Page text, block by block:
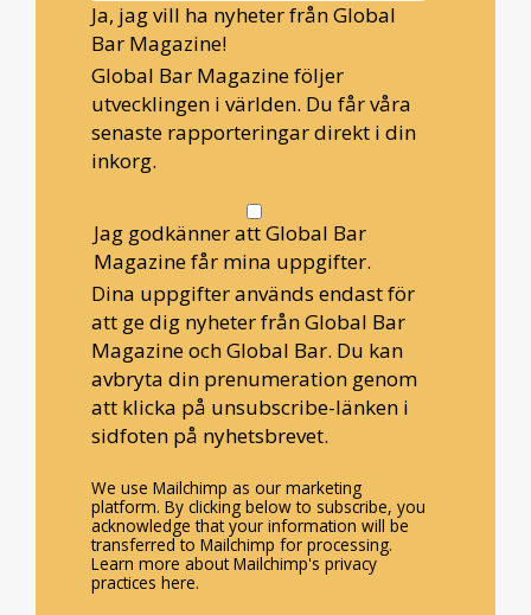
Ja, jag vill ha nyheter från Global
Bar Magazine!
Global Bar Magazine följer
utvecklingen i världen. Du får våra
senaste rapporteringar direkt i din
inkorg.
Jag godkänner att Global Bar
Magazine får mina uppgifter.
Dina uppgifter används endast för
att ge dig nyheter från Global Bar
Magazine och Global Bar. Du kan
avbryta din prenumeration genom
att klicka på unsubscribe-länken i
sidfoten på nyhetsbrevet.
We use Mailchimp as our marketing
platform. By clicking below to subscribe, you
acknowledge that your information will be
transferred to Mailchimp for processing.
Learn more about Mailchimp's privacy
practices here.